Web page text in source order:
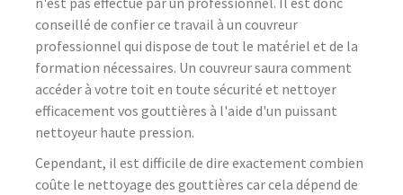
conseillé de confier ce travail à un couvreur
professionnel qui dispose de tout le matériel et de la
formation nécessaires. Un couvreur saura comment
accéder à votre toit en toute sécurité et nettoyer
efficacement vos gouttières à l'aide d'un puissant
nettoyeur haute pression.
Cependant, il est difficile de dire exactement combien
coûte le nettoyage des gouttières car cela dépend de